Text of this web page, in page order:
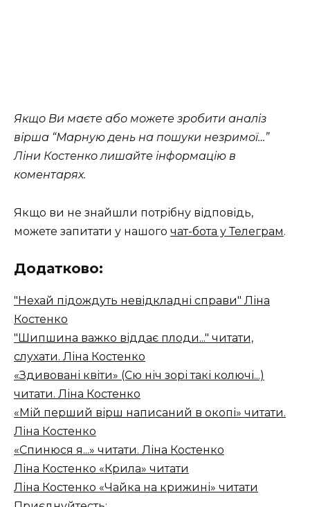
Якщо Ви маєте або можете зробити аналіз
вірша “Марную день на пошуки незримої…”
Ліни Костенко лишайте інформацію в
коментарях.
Якщо ви не знайшли потрібну відповідь,
можете запитати у нашого чат-бота у Телеграм.
Додатково:
"Нехай підождуть невідкладні справи" Ліна
Костенко
"Шипшина важко віддає плоди..." читати,
слухати. Ліна Костенко
«Здивовані квіти» (Сю ніч зорі такі колючі...)
читати. Ліна Костенко
«Мій перший вірш написаний в окопі» читати.
Ліна Костенко
«Спинюся я...» читати. Ліна Костенко
Ліна Костенко «Крила» читати
Ліна Костенко «Чайка на крижині» читати